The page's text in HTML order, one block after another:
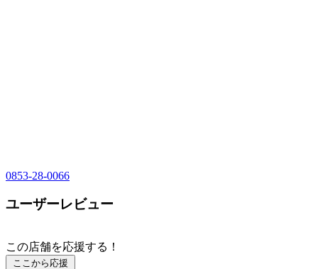
0853-28-0066
ユーザーレビュー
この店舗を応援する！
ここから応援